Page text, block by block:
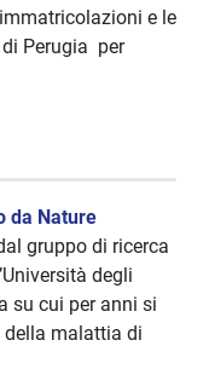
e le
Perugia per
da Nature
gruppo di ricerca
degli
su cui per anni si
malattia di